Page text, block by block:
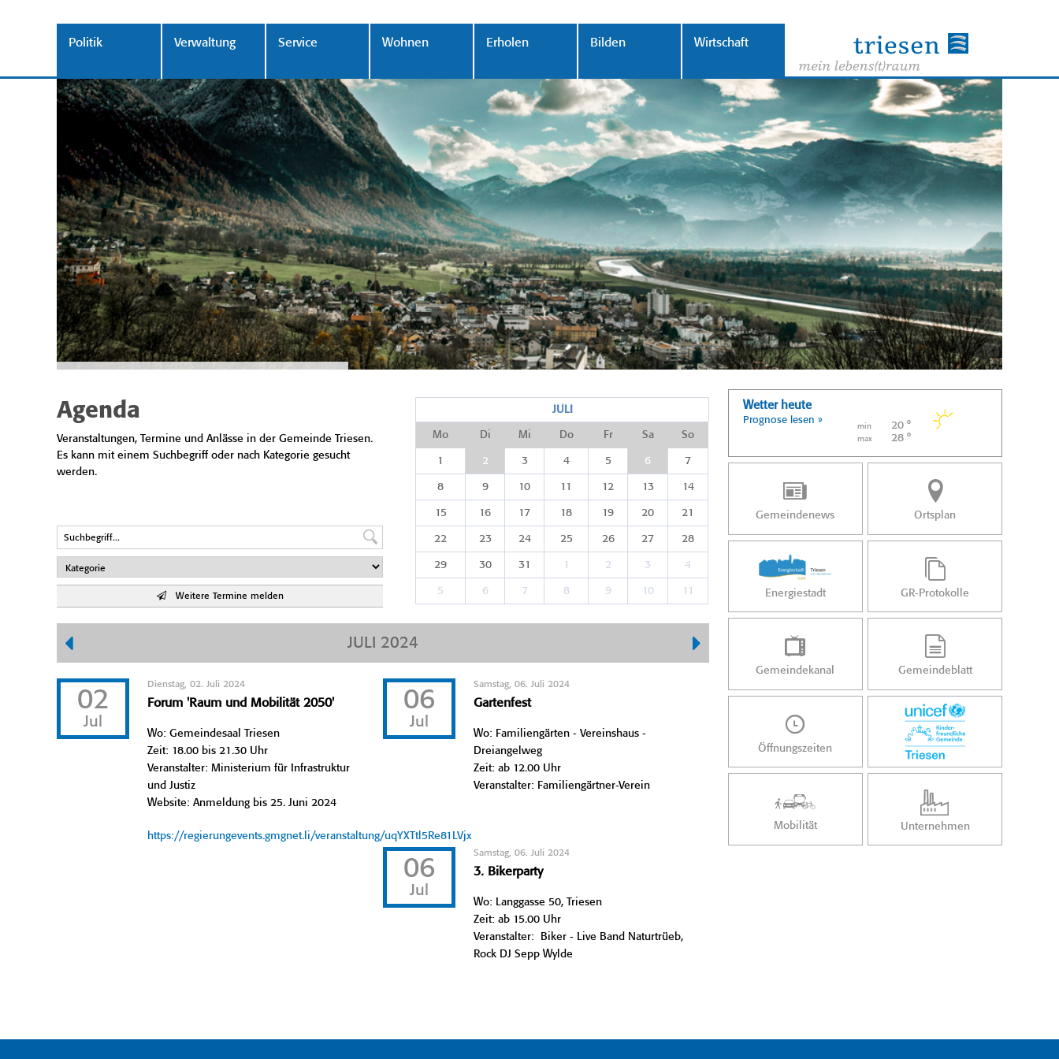
Politik Verwaltung Service Wohnen Erholen Bilden Wirtschaft
Agenda
Veranstaltungen, Termine und Anlässe in der Gemeinde Triesen.
Es kann mit einem Suchbegriff oder nach Kategorie gesucht
werden.
Weitere Termine melden
JULI
Mo Di Mi Do Fr Sa So
1 2 3 4 5 6 7
8 9 10 11 12 13 14
15 16 17 18 19 20 21
22 23 24 25 26 27 28
29 30 31 1 2 3 4
5 6 7 8 9 10 11
JULI 2024
02
Jul
Dienstag, 02. Juli 2024
Forum 'Raum und Mobilität 2050'
Wo: Gemeindesaal Triesen
Zeit: 18.00 bis 21.30 Uhr
Veranstalter: Ministerium für Infrastruktur
und Justiz
Website: Anmeldung bis 25. Juni 2024
https://regierungevents.gmgnet.li/veranstaltung/uqYXTtl5Re81LVjx
06
Jul
Samstag, 06. Juli 2024
Gartenfest
Wo: Familiengärten - Vereinshaus -
Dreiangelweg
Zeit: ab 12.00 Uhr
Veranstalter: Familiengärtner-Verein
06
Jul
Samstag, 06. Juli 2024
3. Bikerparty
Wo: Langgasse 50, Triesen
Zeit: ab 15.00 Uhr
Veranstalter: Biker - Live Band Naturtrüeb,
Rock DJ Sepp Wylde
Wetter heute
Prognose lesen »
min 20 °
max 28 °
Gemeindenews Ortsplan
Energiestadt GR-Protokolle
Gemeindekanal Gemeindeblatt
Öffnungszeiten
Mobilität Unternehmen